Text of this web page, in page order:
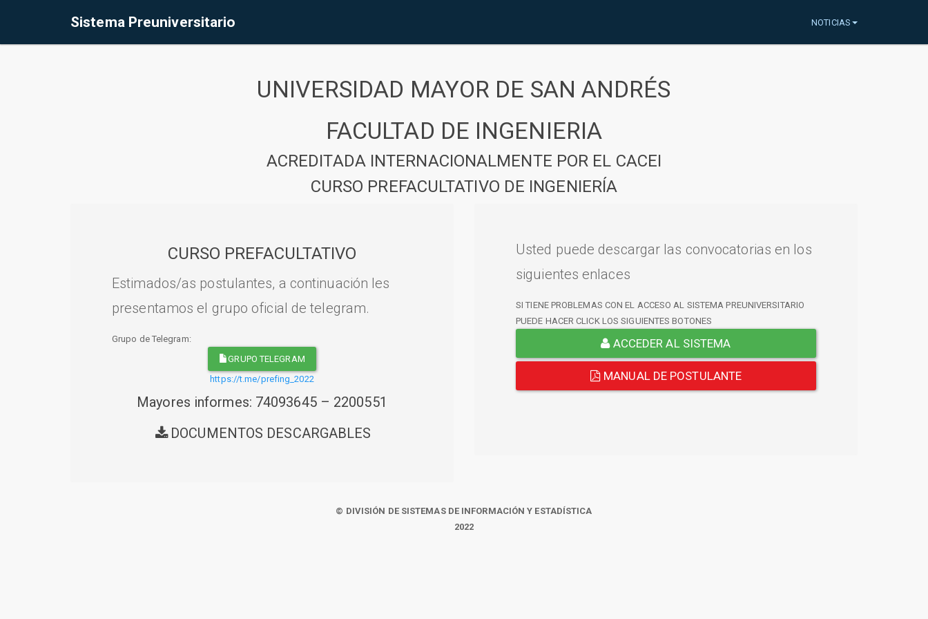
Sistema Preuniversitario NOTICIAS
UNIVERSIDAD MAYOR DE SAN ANDRÉS
FACULTAD DE INGENIERIA
ACREDITADA INTERNACIONALMENTE POR EL CACEI
CURSO PREFACULTATIVO DE INGENIERÍA
CURSO PREFACULTATIVO
Estimados/as postulantes, a continuación les
presentamos el grupo oficial de telegram.
Grupo de Telegram:
GRUPO TELEGRAM
https://t.me/prefing_2022
Mayores informes: 74093645 – 2200551
DOCUMENTOS DESCARGABLES
Usted puede descargar las convocatorias en los
siguientes enlaces
SI TIENE PROBLEMAS CON EL ACCESO AL SISTEMA PREUNIVERSITARIO
PUEDE HACER CLICK LOS SIGUIENTES BOTONES
ACCEDER AL SISTEMA
MANUAL DE POSTULANTE
© DIVISIÓN DE SISTEMAS DE INFORMACIÓN Y ESTADÍSTICA
2022